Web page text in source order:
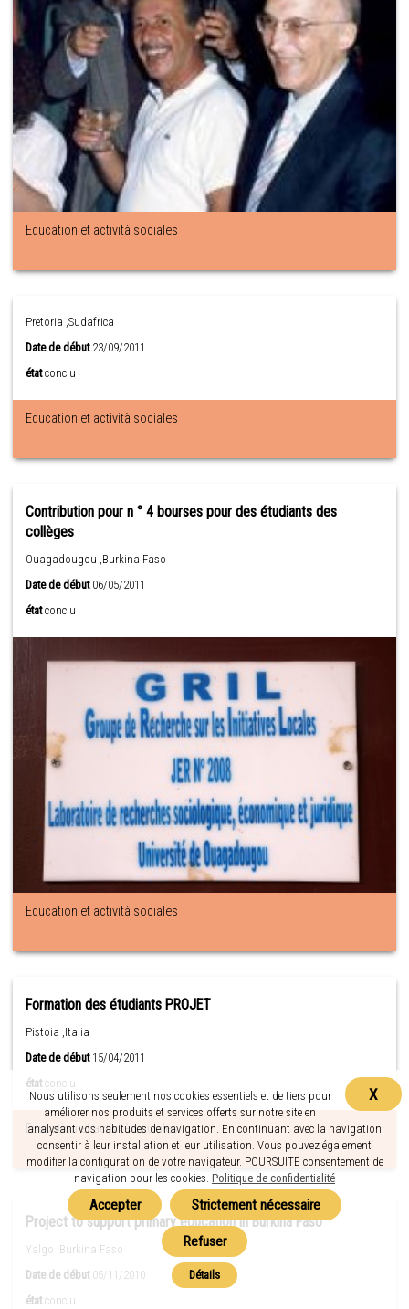
Education et actività sociales
Pretoria ,Sudafrica
Date de début23/09/2011
état conclu
Education et actività sociales
Contribution pour n ° 4 bourses pour des étudiants des
collèges
Ouagadougou ,Burkina Faso
Date de début06/05/2011
état conclu
Education et actività sociales
Formation des étudiants PROJET
Pistoia ,Italia
Date de début15/04/2011
état conclu
Education et actività sociales
Project to support primary education in Burkina Faso
Yalgo ,Burkina Faso
Date de début 05/11/2010
état conclu
X
Nous utilisons seulement nos cookies essentiels et de tiers pour
améliorer nos produits et services offerts sur notre site en
analysant vos habitudes de navigation. En continuant avec la navigation
consentir à leur installation et leur utilisation. Vous pouvez également
modifier la configuration de votre navigateur. POURSUITE consentement de
navigation pour les cookies. Politique de confidentialité